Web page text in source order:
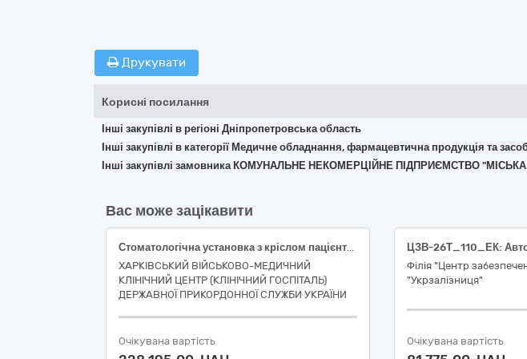
Друкувати
Корисні посилання
Інші закупівлі в регіоні Дніпропетровська область
Інші закупівлі в категорії Медичне обладнання, фармацевтична продукція та
Інші закупівлі замовника КОМУНАЛЬНЕ НЕКОМЕРЦІЙНЕ ПІДПРИЄМСТВО
Вас може зацікавити
Стоматологічна установка з кріслом пацієнта та додатковим обладнанням
ХАРКІВСЬКИЙ ВІЙСЬКОВО-МЕДИЧНИЙ
КЛІНІЧНИЙ ЦЕНТР (КЛІНІЧНИЙ ГОСПІТАЛЬ)
ДЕРЖАВНОЇ ПРИКОРДОННОЇ СЛУЖБИ УКРАЇНИ
Очікувана вартість
Філія "Центр
"Укрзалізниця"
Очікувана вартість